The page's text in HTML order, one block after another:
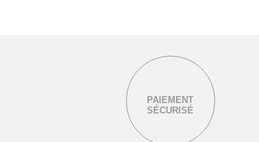
PAIEMENT
SÉCURISÉ